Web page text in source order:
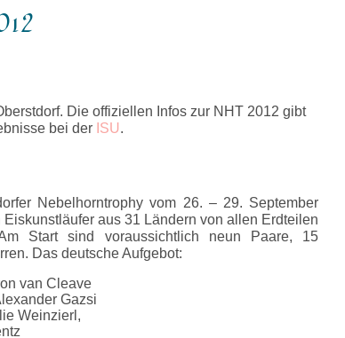
Die offiziellen Infos zur NHT 2012 gibt
bei der ISU.
Nebelhorntrophy vom 26. – 29. September
Eiskunstläufer aus 31 Ländern von allen Erdteilen
Start sind voraussichtlich neun Paare, 15
Das deutsche Aufgebot:
van Cleave
Gazsi
Weinzierl,